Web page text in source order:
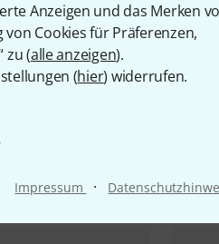
Anzeigen und das Merken
Cookies für Präferenzen,
zu (alle anzeigen).
(hier) widerrufen.
Impressum ·